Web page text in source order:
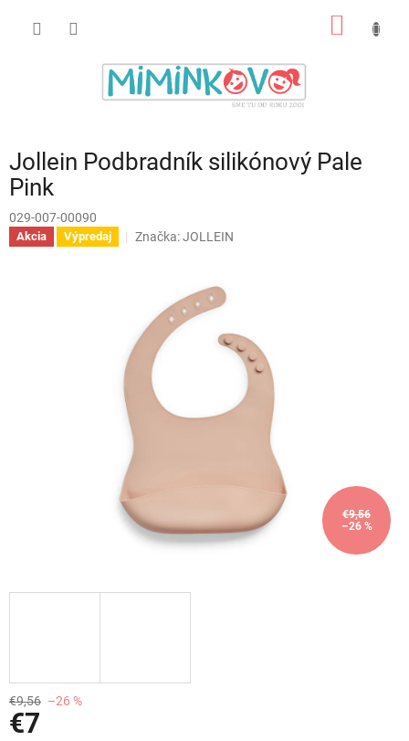
Jollein Podbradník silikónový Pale
Pink
029-007-00090
Akcia Výpredaj Značka:JOLLEIN
€9,56
–26 %
€9,56 –26 %
€7